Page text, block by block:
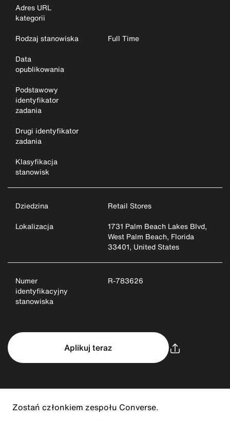
Adres URL
kategorii
Rodzaj stanowiska
Full Time
Data
opublikowania
Podstawowy
identyfikator
zadania
Drugi identyfikator
zadania
Klasyfikacja
stanowisk
Dziedzina
Retail Stores
Lokalizacja
1731 Palm Beach Lakes Blvd,
West Palm Beach, Florida
33401, United States
Numer
identyfikacyjny
stanowiska
R-783626
Aplikuj teraz
Zostań członkiem zespołu Converse.